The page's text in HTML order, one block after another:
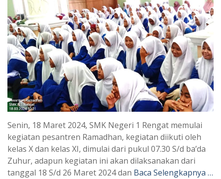
Senin, 18 Maret 2024, SMK Negeri 1 Rengat memulai
kegiatan pesantren Ramadhan, kegiatan diikuti oleh
kelas X dan kelas XI, dimulai dari pukul 07.30 S/d ba’da
Zuhur, adapun kegiatan ini akan dilaksanakan dari
tanggal 18 S/d 26 Maret 2024 dan Baca Selengkapnya …